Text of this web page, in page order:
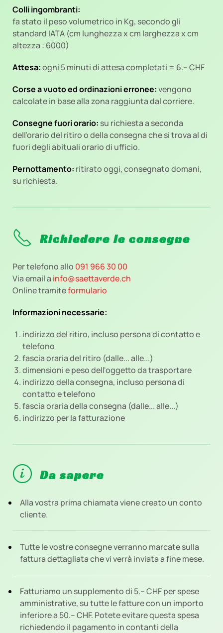
Colli ingombranti:
fa stato il peso volumetrico in Kg, secondo gli
standard IATA (cm lunghezza x cm larghezza x cm
altezza : 6000)
Attesa:ogni 5 minuti di attesa completati = 6.-- CHF
Corse a vuoto ed ordinazioni erronee:vengono
calcolate in base alla zona raggiunta dal corriere.
Consegne fuori orario: su richiesta a seconda
dell’orario del ritiro o della consegna che si trova al di
fuori degli abituali orario di ufficio.
Pernottamento: ritirato oggi, consegnato domani,
su richiesta.
Richiedere le consegne
Per telefono allo 091 966 30 00
Via email a info@saettaverde.ch
Online tramiteformulario
Informazioni necessarie:
indirizzo del ritiro, incluso persona di contatto e
telefono
fascia oraria del ritiro (dalle... alle...)
dimensioni e peso dell'oggetto da trasportare
indirizzo della consegna, incluso persona di
contatto e telefono
fascia oraria della consegna (dalle... alle...)
indirizzo per la fatturazione
Da sapere
Alla vostra prima chiamata viene creato un conto
cliente.
Tutte le vostre consegne verranno marcate sulla
fattura dettagliata che vi verrà inviata a fine mese.
Fatturiamo un supplemento di 5.-- CHF per spese
amministrative, su tutte le fatture con un importo
inferiore a 50.-- CHF. Potete evitare questa spesa
richiedendo il pagamento in contanti della